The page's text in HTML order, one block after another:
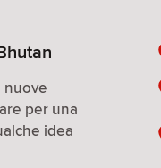
nuove
per una
idea